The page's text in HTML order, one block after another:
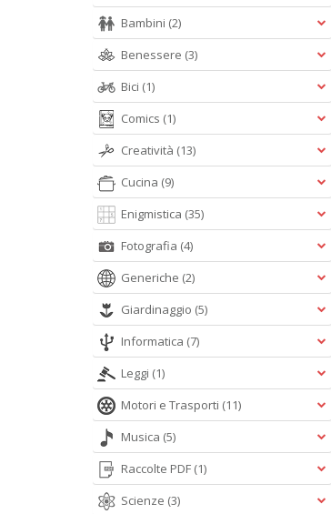
Bambini (2)
Benessere (3)
Bici (1)
Comics (1)
Creatività (13)
Cucina (9)
Enigmistica (35)
Fotografia (4)
Generiche (2)
Giardinaggio (5)
Informatica (7)
Leggi (1)
Motori e Trasporti (11)
Musica (5)
Raccolte PDF (1)
Scienze (3)